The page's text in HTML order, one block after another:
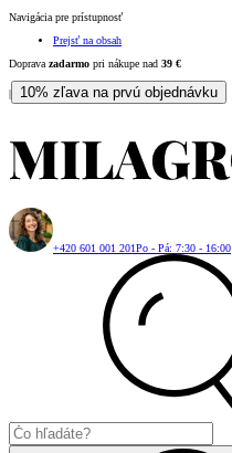
Navigácia pre prístupnosť
Prejsť na obsah
Doprava zadarmo pri nákupe nad 39 €
| 10% zľava na prvú objednávku
+420 601 001 201Po - Pá: 7:30 - 16:00